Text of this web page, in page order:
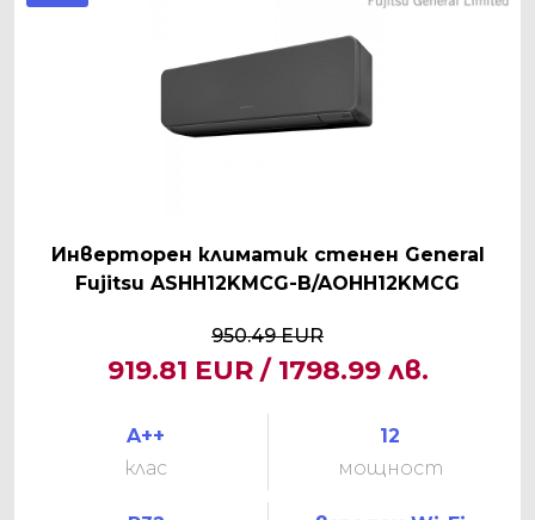
Инверторен климатик стенен General
Fujitsu ASHH12KMCG-B/AOHH12KMCG
950.49 EUR
919.81 EUR / 1798.99 лв.
A++
клас
12
мощност